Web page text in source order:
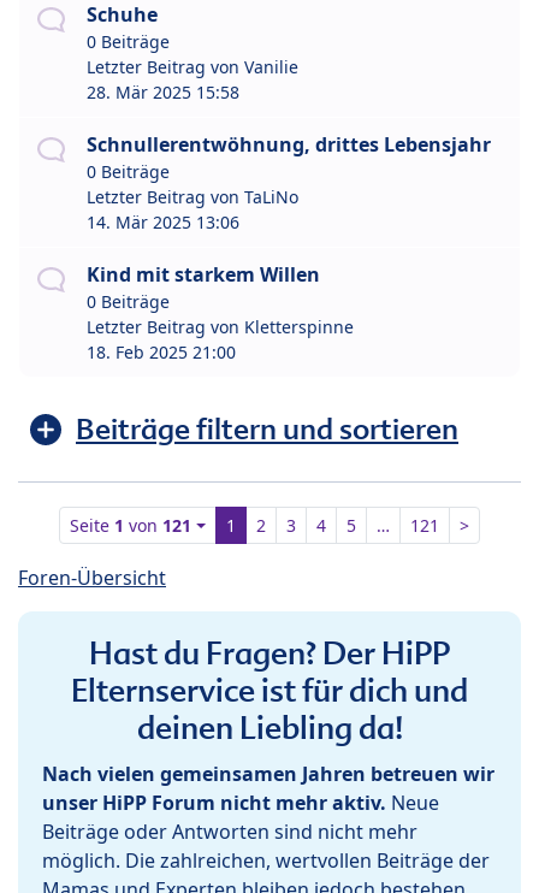
Schuhe
0 Beiträge
Letzter Beitrag von Vanilie
28. Mär 2025 15:58
Schnullerentwöhnung, drittes Lebensjahr
0 Beiträge
Letzter Beitrag von TaLiNo
14. Mär 2025 13:06
Kind mit starkem Willen
0 Beiträge
Letzter Beitrag von Kletterspinne
18. Feb 2025 21:00
Beiträge filtern und sortieren
Seite 1 von 121 1 2 3 4 5 … 121 >
Foren-Übersicht
Hast du Fragen? Der HiPP
Elternservice ist für dich und
deinen Liebling da!
Nach vielen gemeinsamen Jahren betreuen wir
unser HiPP Forum nicht mehr aktiv. Neue
Beiträge oder Antworten sind nicht mehr
möglich. Die zahlreichen, wertvollen Beiträge der